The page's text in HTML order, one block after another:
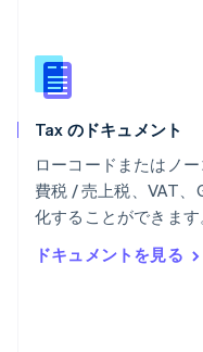
Tax のドキュメント
ローコードまたはノ
費税 / 売上税、VAT
化することができます
ドキュメントを見る
メキシコ
Español
English
リトアニア
English
リヒテンシュタイ
DeutschEnglish
ルーマニア
English